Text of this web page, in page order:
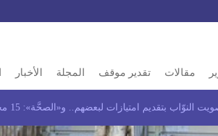
مقالات تقدير موقف المجلة الأخبار
امتيازات لبعضهم.. و«الصحَّة»: 15 محافظة إيرانية في الحالة الحمراء بسبب «كورونا»